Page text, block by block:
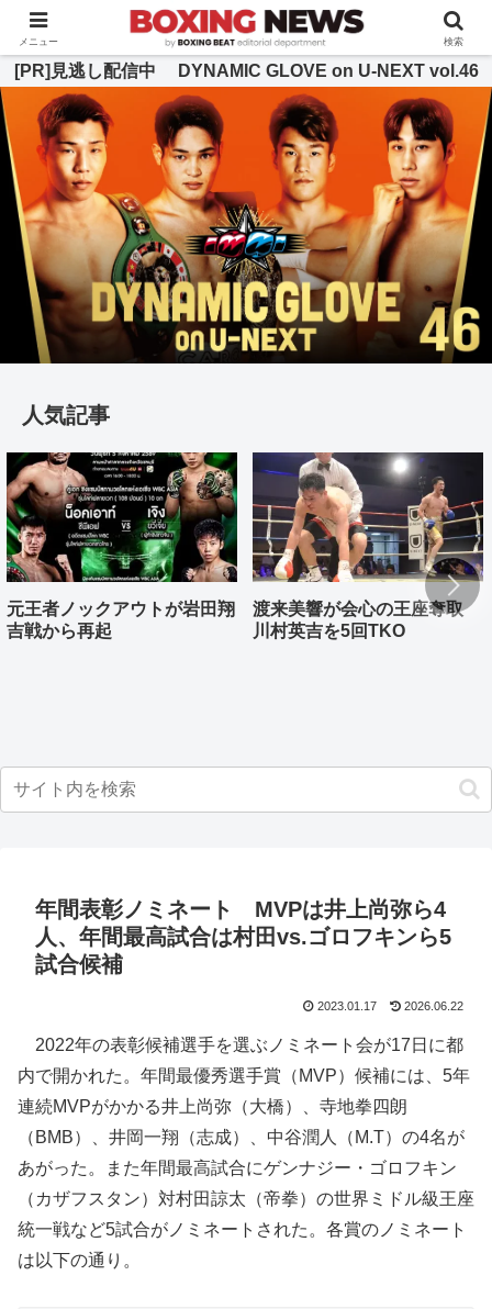
BOXING BEAT [ボクシング・ビート] 公式サイト
[PR]見逃し配信中 DYNAMIC GLOVE on U-NEXT vol.46
人気記事
元王者ノックアウトが岩田翔
吉戦から再起
渡来美響が会心の王座奪取
川村英吉を5回TKO
年間表彰ノミネート MVPは井上尚弥ら4
人、年間最高試合は村田vs.ゴロフキンら5
試合候補
2023.01.17 2026.06.22
2022年の表彰候補選手を選ぶノミネート会が17日に都
内で開かれた。年間最優秀選手賞（MVP）候補には、5年
連続MVPがかかる井上尚弥（大橋）、寺地拳四朗
（BMB）、井岡一翔（志成）、中谷潤人（M.T）の4名が
あがった。また年間最高試合にゲンナジー・ゴロフキン
（カザフスタン）対村田諒太（帝拳）の世界ミドル級王座
統一戦など5試合がノミネートされた。各賞のノミネート
は以下の通り。
メニュー 検索